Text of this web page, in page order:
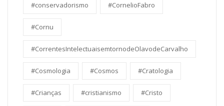
#conservadorismo #CornelioFabro
#Cornu
#CorrentesIntelectuaisemtornodeOlavodeCarvalho
#Cosmologia #Cosmos #Cratologia
#Crianças #cristianismo #Cristo